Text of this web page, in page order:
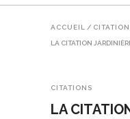
ACCUEIL /
LA CITATION
CITATIONS
LA